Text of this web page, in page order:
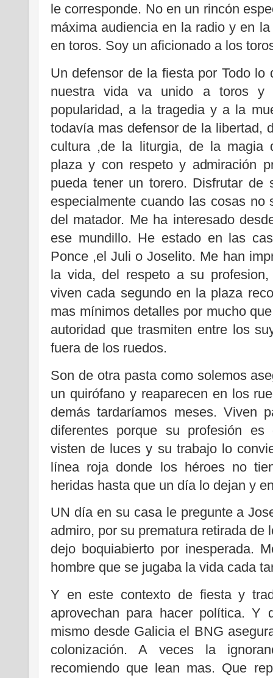
le corresponde. No en un rincón
máxima audiencia en la radio y en
en toros. Soy un aficionado a los
Un defensor de la fiesta por Todo
nuestra vida va unido a toros
popularidad, a la tragedia y a la
todavía mas defensor de la libertad,
cultura ,de la liturgia, de la magia
plaza y con respeto y admiración
pueda tener un torero. Disfrutar de
especialmente cuando las cosas
del matador. Me ha interesado
ese mundillo. He estado en las
Ponce ,el Juli o Joselito. Me han
la vida, del respeto a su
viven cada segundo en la plaza
mas mínimos detalles por mucho
autoridad que trasmiten entre los
fuera de los ruedos.
Son de otra pasta como solemos
un quirófano y reaparecen en los
demás tardaríamos meses. Viven
diferentes porque su profesión
visten de luces y su trabajo lo
línea roja donde los héroes no
heridas hasta que un día lo dejan y
UN día en su casa le pregunte a
admiro, por su prematura retirada de
dejo boquiabierto por inesperada.
hombre que se jugaba la vida cada
Y en este contexto de fiesta y
aprovechan para hacer política. Y
mismo desde Galicia el BNG
colonización. A veces la
recomiendo que lean mas. Que